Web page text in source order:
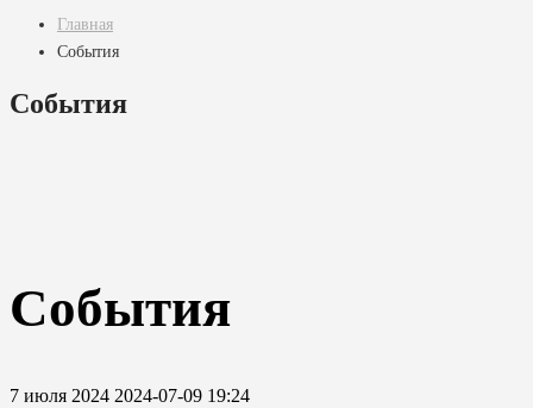
Главная
События
События
События
7 июля 2024 2024-07-09 19:24